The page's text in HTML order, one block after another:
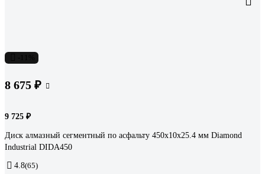
8 675 ₽
9 725 ₽
Диск алмазный сегментный по асфальту 450x10x25.4 мм Diamond
Industrial DIDA450
4.8(65)